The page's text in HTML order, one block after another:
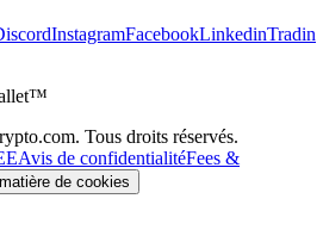
InstagramFacebookLinkedinTradin
Tous droits réservés.
Avis de confidentialitéFees &
de cookies